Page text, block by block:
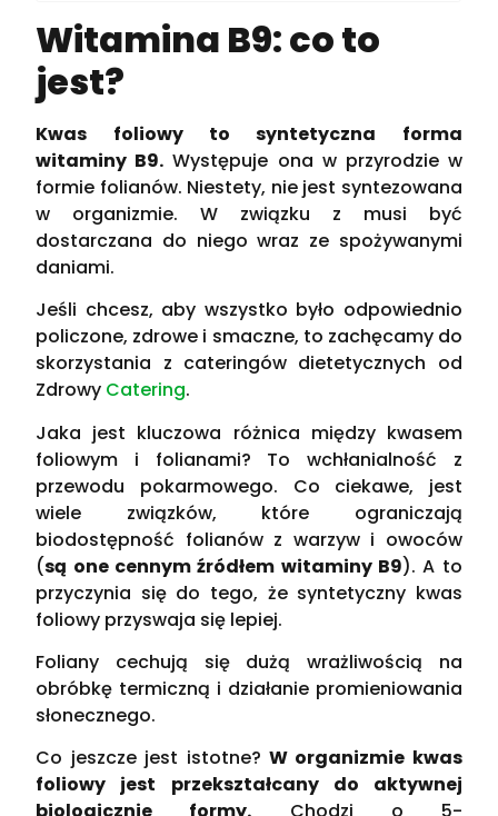
Witamina B9: co to
jest?
Kwas foliowy to syntetyczna forma
witaminy B9. Występuje ona w przyrodzie w
formie folianów. Niestety, nie jest syntezowana
w organizmie. W związku z musi być
dostarczana do niego wraz ze spożywanymi
daniami.
Jeśli chcesz, aby wszystko było odpowiednio
policzone, zdrowe i smaczne, to zachęcamy do
skorzystania z cateringów dietetycznych od
Zdrowy Catering.
Jaka jest kluczowa różnica między kwasem
foliowym i folianami? To wchłanialność z
przewodu pokarmowego. Co ciekawe, jest
wiele związków, które ograniczają
biodostępność folianów z warzyw i owoców
(są one cennym źródłem witaminy B9). A to
przyczynia się do tego, że syntetyczny kwas
foliowy przyswaja się lepiej.
Foliany cechują się dużą wrażliwością na
obróbkę termiczną i działanie promieniowania
słonecznego.
Co jeszcze jest istotne? W organizmie kwas
foliowy jest przekształcany do aktywnej